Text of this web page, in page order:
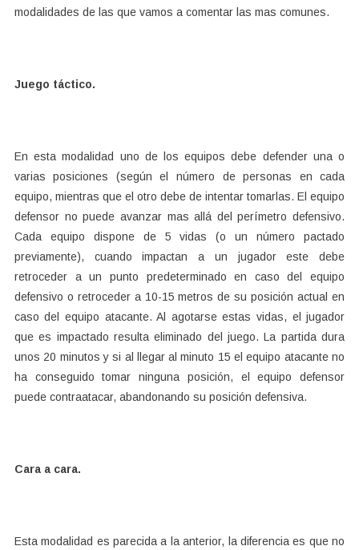
modalidades de las que vamos a comentar las mas comunes.
Juego táctico.
En esta modalidad uno de los equipos debe defender una o
varias posiciones (según el número de personas en cada
equipo, mientras que el otro debe de intentar tomarlas. El equipo
defensor no puede avanzar mas allá del perímetro defensivo.
Cada equipo dispone de 5 vidas (o un número pactado
previamente), cuando impactan a un jugador este debe
retroceder a un punto predeterminado en caso del equipo
defensivo o retroceder a 10-15 metros de su posición actual en
caso del equipo atacante. Al agotarse estas vidas, el jugador
que es impactado resulta eliminado del juego. La partida dura
unos 20 minutos y si al llegar al minuto 15 el equipo atacante no
ha conseguido tomar ninguna posición, el equipo defensor
puede contraatacar, abandonando su posición defensiva.
Cara a cara.
Esta modalidad es parecida a la anterior, la diferencia es que no